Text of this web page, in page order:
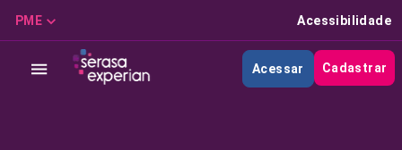
PME Acessibilidade
Acessar Cadastrar